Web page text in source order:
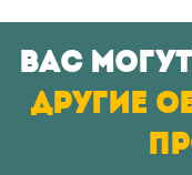
Вас
другие